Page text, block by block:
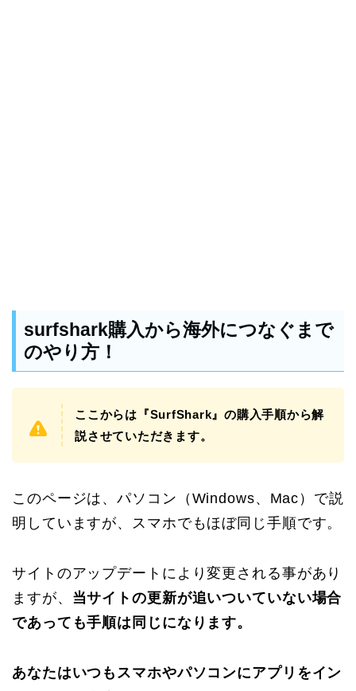
surfshark購入から海外につなぐまで
のやり方！
ここからは『SurfShark』の購入手順から解
説させていただきます。
このページは、パソコン（Windows、Mac）で説
明していますが、スマホでもほぼ同じ手順です。
サイトのアップデートにより変更される事があり
ますが、 当サイトの更新が追いついていない場合
であっても手順は同じになります。
あなたはいつもスマホやパソコンにアプリをイン